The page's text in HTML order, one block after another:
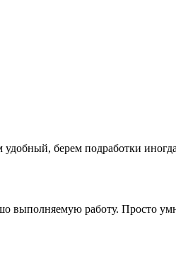
берем подработки
выполняемую работу. Просто